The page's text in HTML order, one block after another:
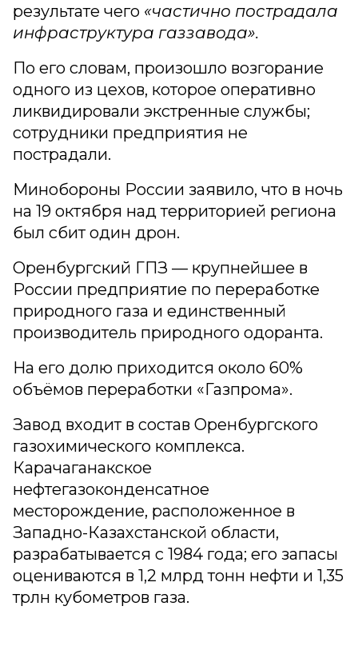
результате чего «частично пострадала
инфраструктура газзавода».
По его словам, произошло возгорание
одного из цехов, которое оперативно
ликвидировали экстренные службы;
сотрудники предприятия не
пострадали.
Минобороны России заявило, что в ночь
на 19 октября над территорией региона
был сбит один дрон.
Оренбургский ГПЗ — крупнейшее в
России предприятие по переработке
природного газа и единственный
производитель природного одоранта.
На его долю приходится около 60%
объёмов переработки «Газпрома».
Завод входит в состав Оренбургского
газохимического комплекса.
Карачаганакское
нефтегазоконденсатное
месторождение, расположенное в
Западно-Казахстанской области,
разрабатывается с 1984 года; его запасы
оцениваются в 1,2 млрд тонн нефти и 1,35
трлн кубометров газа.